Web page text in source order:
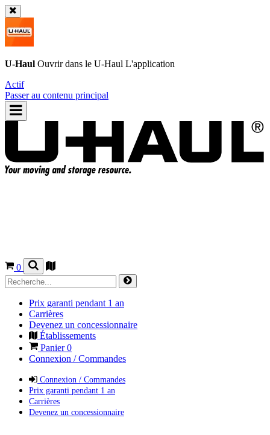
U-Haul Ouvrir dans le U-Haul L'application
Actif
Passer au contenu principal
0
Prix garanti pendant 1 an
Carrières
Devenez un concessionnaire
Établissements
Panier0
Connexion / Commandes
Connexion / Commandes
Prix garanti pendant 1 an
Carrières
Devenez un concessionnaire